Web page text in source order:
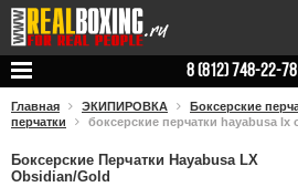
8 (812) 748-22-78
Главная ЭКИПИРОВКА Боксерские
перчатки
боксерские перчатки hayabusa lx
Боксерские Перчатки Hayabusa LX
Obsidian/Gold